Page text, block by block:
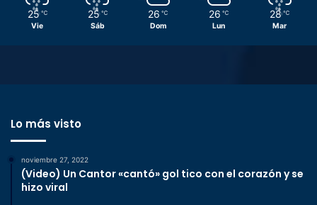
25 ℃
Vie
25 ℃
Sáb
26 ℃
Dom
26 ℃
Lun
28 ℃
Mar
Lo más visto
noviembre 27, 2022
(Video) Un Cantor «cantó» gol tico con el corazón y se
hizo viral